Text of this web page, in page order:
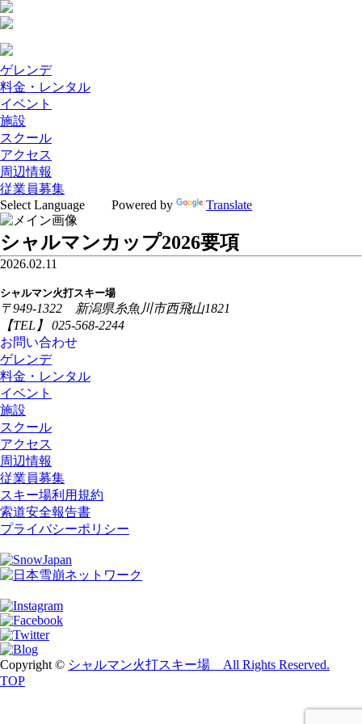
ゲレンデ
料金・レンタル
イベント
施設
スクール
アクセス
周辺情報
従業員募集
Powered by
Translate
シャルマンカップ2026要項
2026.02.11
シャルマン火打スキー場
〒949-1322 新潟県糸魚川市西飛山1821
【TEL】 025-568-2244
お問い合わせ
ゲレンデ
料金・レンタル
イベント
施設
スクール
アクセス
周辺情報
従業員募集
スキー場利用規約
索道安全報告書
プライバシーポリシー
Copyright © シャルマン火打スキー場 All Rights Reserved.
TOP